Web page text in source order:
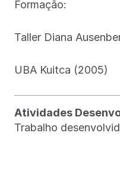
Formação:
Taller Diana
UBA Kuitca (2005)
Atividades
Trabalho